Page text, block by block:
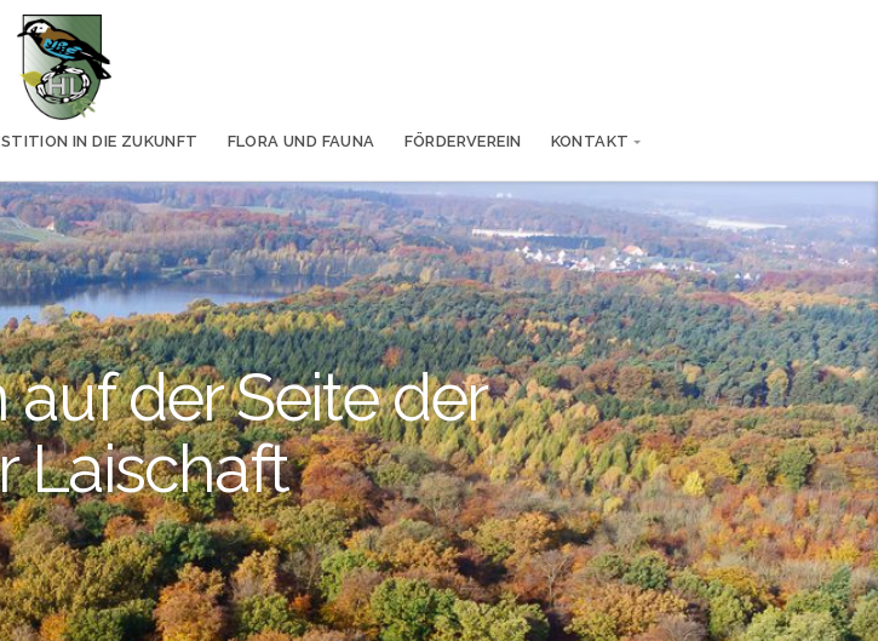
IN DIE ZUKUNFT FLORA UND FAUNA FÖRDERVEREIN KONTAKT
der Seite der
Laischaft